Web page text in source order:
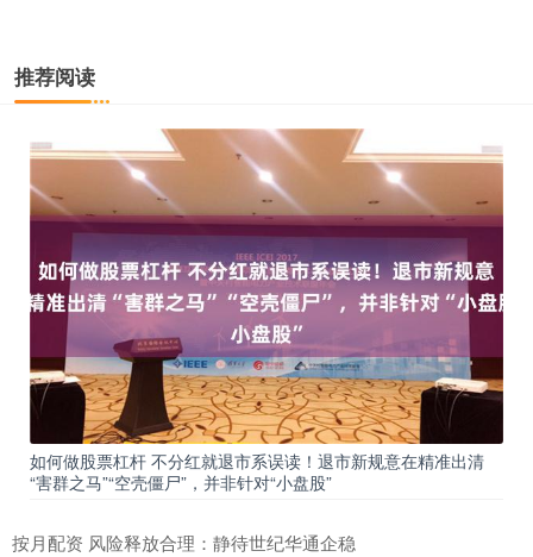
推荐阅读
如何做股票杠杆 不分红就退市系误读！退市新规意在精准出清
“害群之马”“空壳僵尸”，并非针对“小盘股”
按月配资 风险释放合理：静待世纪华通企稳